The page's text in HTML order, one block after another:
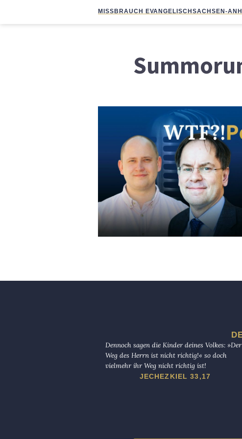
MISSBRAUCH EVANGELISCHSACHSEN-
Dennoch sagen die Kinder deines Volkes: »Der
Weg des Herrn ist nicht richtig!« so doch
vielmehr ihr Weg nicht richtig ist!
JECHEZKIEL 33,17